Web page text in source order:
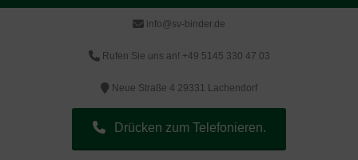
info@sv-binder.de
Rufen Sie uns an! +49 5145 330 47 03
Neue Straße 4 29331 Lachendorf
Drücken zum Telefonieren.